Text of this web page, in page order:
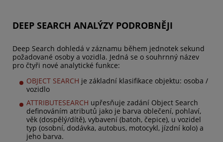
DEEP SEARCH ANALÝZY PODROBNĚJI
Deep Search dohledá v záznamu během jednotek sekund
požadované osoby a vozidla. Jedná se o souhrnný název
pro čtyři nové analytické funkce:
OBJECT SEARCH je základní klasifikace objektu: osoba /
vozidlo
ATTRIBUTESEARCH upřesňuje zadání Object Search
definováním atributů jako je barva oblečení, pohlaví,
věk (dospělý/dítě), vybavení (batoh, čepice), u vozidel
typ (osobní, dodávka, autobus, motocykl, jízdní kolo) a
jeho barva.